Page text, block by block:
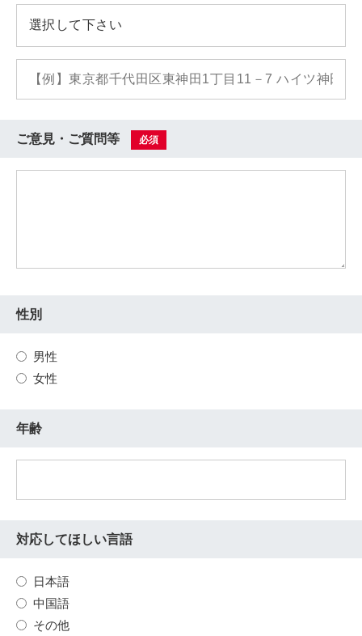
ご意見・ご質問等 必須
性別
男性
女性
年齢
対応してほしい言語
日本語
中国語
その他